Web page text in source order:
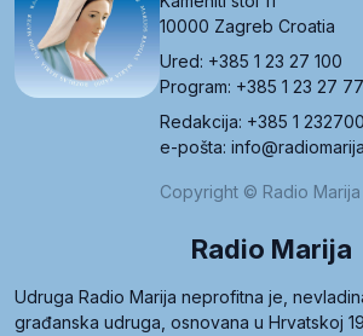
10000 Zagreb Croatia
Ured: +385 1 23 27 100
Program: +385 1 23 27
Redakcija: +385 1
e-pošta:
Copyright © Radio
Radio Marija
Udruga Radio Marija neprofitna je,
građanska udruga, osnovana u Hrvatskoj